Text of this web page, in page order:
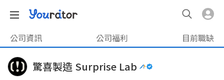
公司資訊 公司福利 目前職缺
驚喜製造 Surprise Lab